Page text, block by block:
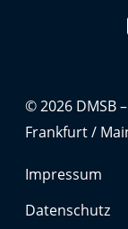
© 2026 DMSB
Frankfurt /
Impressum
Datenschutz
von Videos
Google LLC